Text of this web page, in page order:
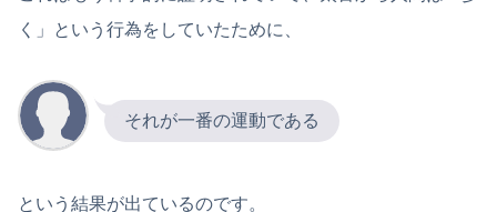
く」という行為をしていたために、
それが一番の運動である
という結果が出ているのです。